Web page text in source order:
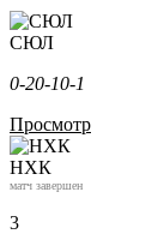
СЮЛ
0-20-10-1
Просмотр
НХК
матч завершен
3